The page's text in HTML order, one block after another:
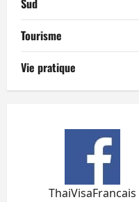
Sud
Tourisme
Vie pratique
ThaiVisaFrancais